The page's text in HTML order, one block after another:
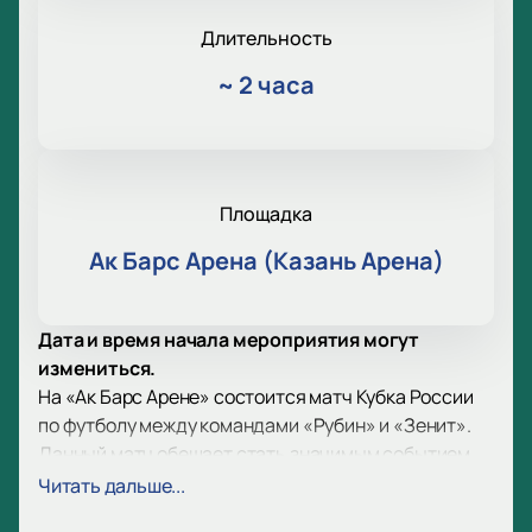
Длительность
~ 2 часа
Площадка
Ак Барс Арена (Казань Арена)
Дата и время начала мероприятия могут
измениться.
На «Ак Барс Арене» состоится матч Кубка России
по футболу между командами «Рубин» и «Зенит».
Данный матч обещает стать значимым событием
для всех любителей футбола. «Рубин» из Казани и
Читать дальше...